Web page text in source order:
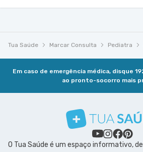
Tua Saúde Marcar Consulta Pediatra
Em caso de emergência médica, disque
ao pronto-socorro mais
O Tua Saúde é um espaço informativo,